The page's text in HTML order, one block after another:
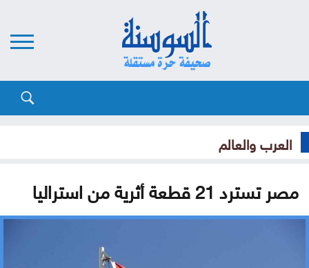
العرب والعالم
مصر تسترد 21 قطعة أثرية من استراليا